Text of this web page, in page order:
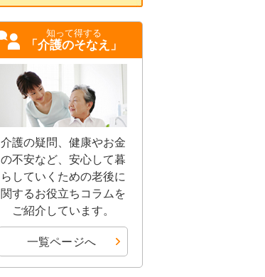
知って得する
「介護のそなえ」
介護の疑問、健康やお金
の不安など、安心して暮
らしていくための老後に
関するお役立ちコラムを
ご紹介しています。
一覧ページへ